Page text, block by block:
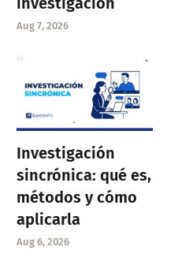
Aug 7, 2026
Investigación
sincrónica: qué es,
métodos y cómo
aplicarla
Aug 6, 2026